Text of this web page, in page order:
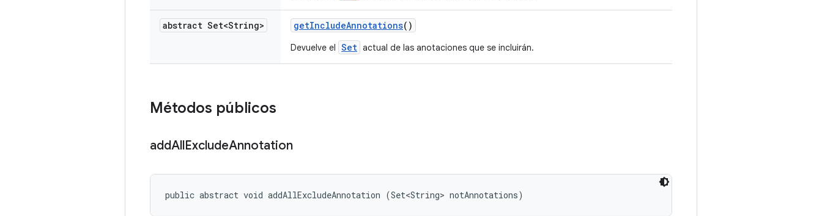
abstract Set<String> getIncludeAnnotations()
Devuelve el Set actual de las anotaciones que se incluirán.
Métodos públicos
addAllExcludeAnnotation
public abstract void addAllExcludeAnnotation (Set<String> notAnnotations)